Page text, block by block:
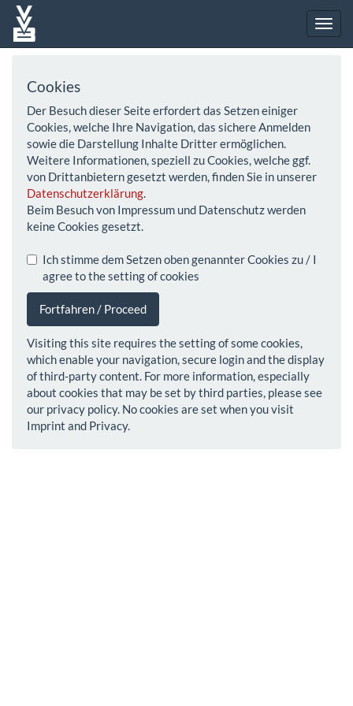
Cookies
Der Besuch dieser Seite erfordert das Setzen einiger
Cookies, welche Ihre Navigation, das sichere Anmelden
sowie die Darstellung Inhalte Dritter ermöglichen.
Weitere Informationen, speziell zu Cookies, welche ggf.
von Drittanbietern gesetzt werden, finden Sie in unserer
Datenschutzerklärung.
Beim Besuch von Impressum und Datenschutz werden
keine Cookies gesetzt.
Ich stimme dem Setzen oben genannter Cookies zu / I
agree to the setting of cookies
Fortfahren / Proceed
Visiting this site requires the setting of some cookies,
which enable your navigation, secure login and the display
of third-party content. For more information, especially
about cookies that may be set by third parties, please see
our privacy policy. No cookies are set when you visit
Imprint and Privacy.